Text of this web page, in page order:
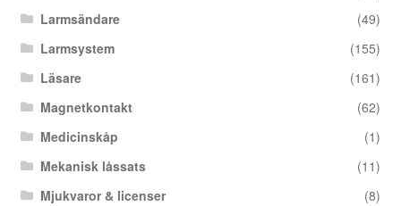
Larmsändare
(49)
Larmsystem
(155)
Läsare
(161)
Magnetkontakt
(62)
Medicinskåp
(1)
Mekanisk låssats
(11)
Mjukvaror & licenser
(8)